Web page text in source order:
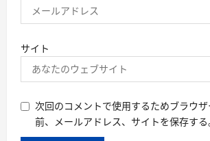
サイト
次回のコメントで使用するためブラウ
前、メールアドレス、サイトを保存する